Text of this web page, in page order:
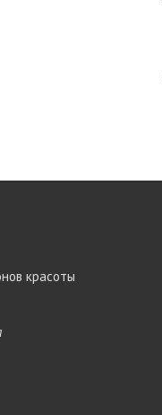
красоты